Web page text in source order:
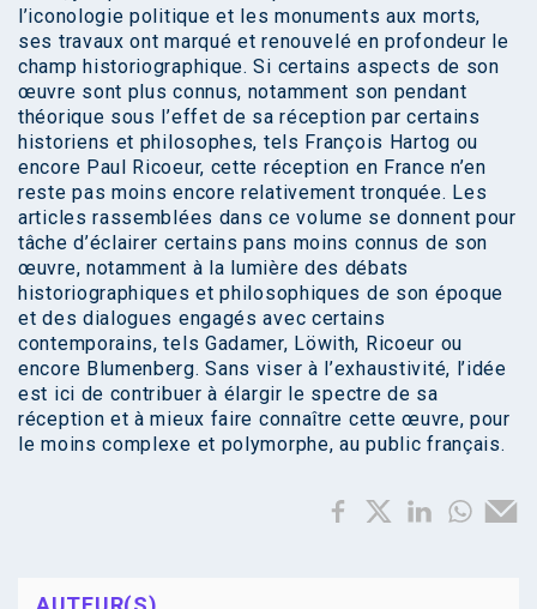
l’iconologie politique et les monuments aux morts,
ses travaux ont marqué et renouvelé en profondeur le
champ historiographique. Si certains aspects de son
œuvre sont plus connus, notamment son pendant
théorique sous l’effet de sa réception par certains
historiens et philosophes, tels François Hartog ou
encore Paul Ricoeur, cette réception en France n’en
reste pas moins encore relativement tronquée. Les
articles rassemblées dans ce volume se donnent pour
tâche d’éclairer certains pans moins connus de son
œuvre, notamment à la lumière des débats
historiographiques et philosophiques de son époque
et des dialogues engagés avec certains
contemporains, tels Gadamer, Löwith, Ricoeur ou
encore Blumenberg. Sans viser à l’exhaustivité, l’idée
est ici de contribuer à élargir le spectre de sa
réception et à mieux faire connaître cette œuvre, pour
le moins complexe et polymorphe, au public français.